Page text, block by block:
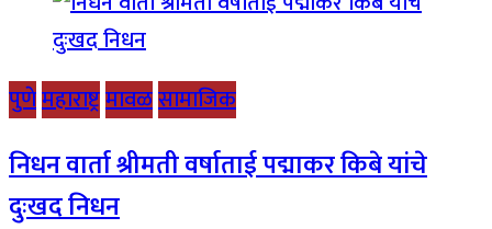
पुणेमहाराष्ट्रमावळसामाजिक
निधन वार्ता श्रीमती वर्षाताई पद्माकर किबे यांचे
दुःखद निधन